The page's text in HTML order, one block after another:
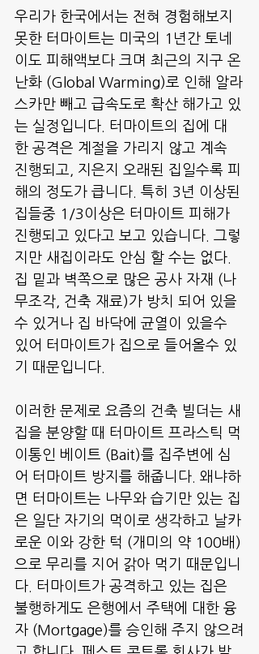
우리가 한국에서는 전혀 경험해보지
못한 터마이트는 미국의 1년간 토네
이도 피해액보다 크며 최근의 지구 온
난화 (Global Warming)로 인해 알라
스카만 빼고 급속도로 확산 해가고 있
는 실정입니다. 터마이트의 집에 대
한 공격은 계절을 가리지 않고 계속
진행되고, 지은지 오래된 집일수록 피
해의 정도가 큽니다. 특히 3년 이상된
집들중 1/3이상은 터마이트 피해가
진행되고 있다고 보고 있습니다. 그렇
지만 새집이라도 안심 할 수는 없다.
집 밑과 벽쪽으로 많은 공사 자재 (나
무조각, 건축 재료)가 방치 되어 있을
수 있거나 집 바닥에 균열이 있을수
있어 터마이트가 집으로 들어올수 있
기 때문입니다.
이러한 문제로 요즘의 건축 빌더는 새
집을 분양할 때 터마이트 프라스틱 먹
이통인 베이트 (Bait)를 집주변에 심
어 터마이트 방지를 해줍니다. 왜냐하
면 터마이트는 나무와 습기만 있는 집
은 일단 자기의 먹이로 생각하고 날카
로운 이와 강한 턱 (개미의 약 100배)
으로 무리를 지어 갉아 먹기 때문입니
다. 터마이트가 공격하고 있는 집은
불행하게도 은행에서 주택에 대한 융
자 (Mortgage)를 승인해 주지 않으려